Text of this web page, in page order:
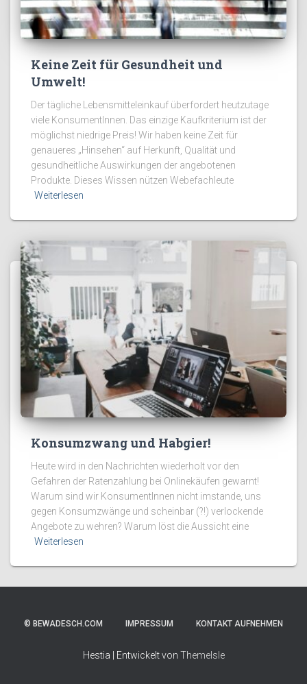
Keine Zeit für Gesundheit und
Umwelt!
Der tägliche Lebensmitteleinkauf überfordert heutzutage
viele KonsumentInnen. Das einzige Kaufkriterium ist der
möglichst niedrige Preis! Wir haben keine Zeit für
genaueres „Hinsehen“ auf Herkunft, Qualität und
gesundheitliche Auswirkungen der angebotenen
Produkte. Dieses Wissen nützen Webefachleute
Weiterlesen
Konsumzwang und Habgier!
Heute wird in den Nachrichten wiederholt vor den
Gefahren der Ratenzahlung bei Onlinekäufen gewarnt!
Warum sind wir KonsumentInnen nicht imstande, uns
gegen Konsumzwänge und scheinbar (?!) verlockende
Angebote zu wehren? Warum löst die Aussicht eine
Weiterlesen
© BEWADESCH.COM IMPRESSUM KONTAKT AUFNEHMEN
Hestia | Entwickelt von ThemeIsle